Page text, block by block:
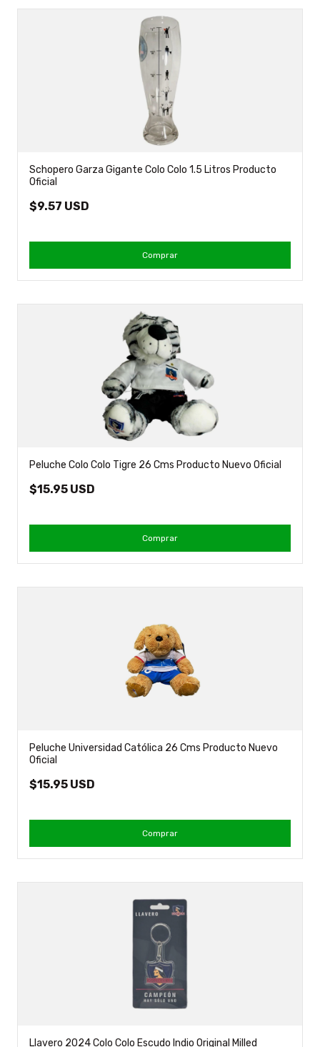
Schopero Garza Gigante Colo Colo 1.5 Litros Producto
Oficial
$9.57 USD
Comprar
Peluche Colo Colo Tigre 26 Cms Producto Nuevo Oficial
$15.95 USD
Comprar
Peluche Universidad Católica 26 Cms Producto Nuevo
Oficial
$15.95 USD
Comprar
Llavero 2024 Colo Colo Escudo Indio Original Milled